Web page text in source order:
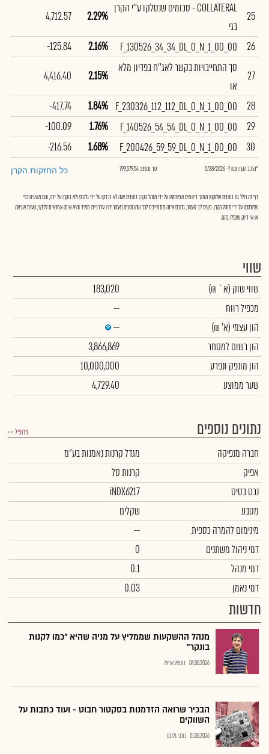
25
COLLATERAL - סכומים שנסלקו ע''י הקרן
בגי
2.29%
4,712.57
26
F_130526_34_34_DL_0_N_1_00_00
2.16%
-125.84
27
סך התחייבויות בקשר לאג''ח בפדיון מלא
או
2.15%
4,416.40
28
F_230326_112_112_DL_0_N_1_00_00
1.84%
-417.74
29
F_140526_54_54_DL_0_N_1_00_00
1.76%
-100.09
30
F_200426_59_59_DL_0_N_1_00_00
1.68%
-216.56
*הרכב הקרן נכון ל- 5/28/2026 סך נכסים: 799,579.54 כל החזקות הקרן
דף זה כולל גם נתונים שלוקטו מתוך דיווחים שפורסמו על ידי מנהל הקרן. נתונים אלה לא נבדקו על ידי גלובס ולא בוקרו על ידה, והם מוצגים כפי
שפורסמו על ידי מנהל הקרן. בשים לב לאמור, גלובס אינה מתחייבת לכך שהנתונים כאמור יהיו עדכניים תמיד והיא אינה אחראית לליקוי, טעות שגיאה
או אי דיוק שנפלו בהם.
שווי
שווי שוק (א` ₪)
183,020
מכפיל רווח
--
הון עצמי (א' ₪)
--
הון רשום למסחר
3,866,869
הון מונפק ונפרע
10,000,000
שער ממוצע
4,729.40
נתונים נוספים פרופיל >>
חברה מנפיקה
מגדל קרנות נאמנות בע"מ
אפיק
קרנות סל
נכס בסיס
iNDX6217
מטבע
שקלים
מינימום להמרה כספית
--
דמי ניהול משתנים
0
דמי מנהל
0.1
דמי נאמן
0.03
חדשות
מנהל ההשקעות שממליץ על מניה שהיא "כמו לקנות
בונקר"
04.08.2026 נתנאל אריאל
הבכיר שרואה הזדמנות בסקטור חבוט - ועוד כתבות על
השווקים
01.08.2026 כתבי גלובס